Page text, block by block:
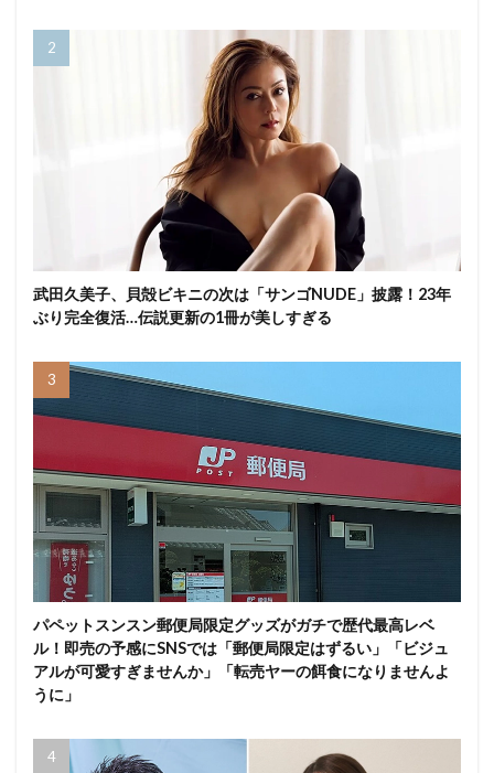
武田久美子、貝殻ビキニの次は「サンゴNUDE」披露！23年
ぶり完全復活…伝説更新の1冊が美しすぎる
パペットスンスン郵便局限定グッズがガチで歴代最高レベ
ル！即売の予感にSNSでは「郵便局限定はずるい」「ビジュ
アルが可愛すぎませんか」「転売ヤーの餌食になりませんよ
うに」